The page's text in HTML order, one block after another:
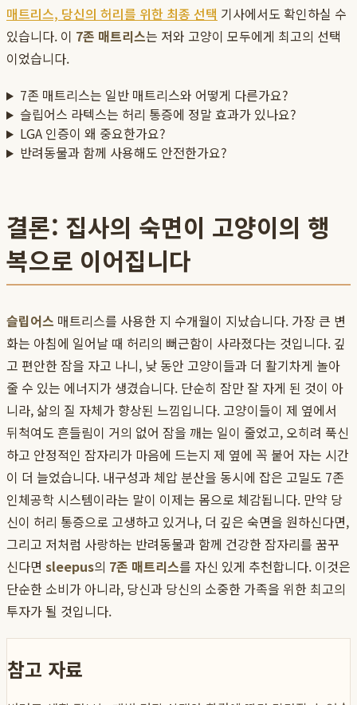
매트리스, 당신의 허리를 위한 최종 선택 기사에서도 확인하실 수
있습니다. 이 7존 매트리스는 저와 고양이 모두에게 최고의 선택
이었습니다.
7존 매트리스는 일반 매트리스와 어떻게 다른가요?
슬립어스 라텍스는 허리 통증에 정말 효과가 있나요?
LGA 인증이 왜 중요한가요?
반려동물과 함께 사용해도 안전한가요?
결론: 집사의 숙면이 고양이의 행
복으로 이어집니다
슬립어스 매트리스를 사용한 지 수개월이 지났습니다. 가장 큰 변
화는 아침에 일어날 때 허리의 뻐근함이 사라졌다는 것입니다. 깊
고 편안한 잠을 자고 나니, 낮 동안 고양이들과 더 활기차게 놀아
줄 수 있는 에너지가 생겼습니다. 단순히 잠만 잘 자게 된 것이 아
니라, 삶의 질 자체가 향상된 느낌입니다. 고양이들이 제 옆에서
뒤척여도 흔들림이 거의 없어 잠을 깨는 일이 줄었고, 오히려 푹신
하고 안정적인 잠자리가 마음에 드는지 제 옆에 꼭 붙어 자는 시간
이 더 늘었습니다. 내구성과 체압 분산을 동시에 잡은 고밀도 7존
인체공학 시스템이라는 말이 이제는 몸으로 체감됩니다. 만약 당
신이 허리 통증으로 고생하고 있거나, 더 깊은 숙면을 원하신다면,
그리고 저처럼 사랑하는 반려동물과 함께 건강한 잠자리를 꿈꾸
신다면 sleepus의 7존 매트리스를 자신 있게 추천합니다. 이것은
단순한 소비가 아니라, 당신과 당신의 소중한 가족을 위한 최고의
투자가 될 것입니다.
참고 자료